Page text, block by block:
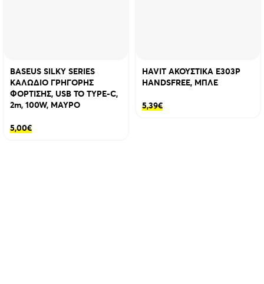
BASEUS SILKY SERIES
ΚΑΛΩΔΙΟ ΓΡΗΓΟΡΗΣ
ΦΟΡΤΙΣΗΣ, USB TO TYPE-C,
2m, 100W, ΜΑΥΡΟ
5,00€
HAVIT ΑΚΟΥΣΤΙΚΑ E303P
HANDSFREE, ΜΠΛΕ
5,39€